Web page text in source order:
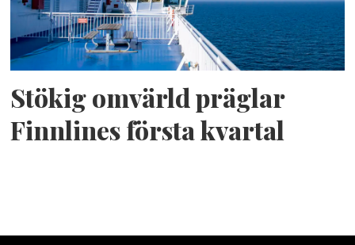
Stökig omvärld präglar
Finnlines första kvartal